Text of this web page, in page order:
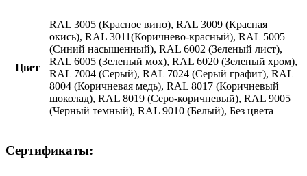
Цвет
RAL 3005 (Красное вино), RAL 3009 (Красная
окись), RAL 3011(Коричнево-красный), RAL 5005
(Синий насыщенный), RAL 6002 (Зеленый лист),
RAL 6005 (Зеленый мох), RAL 6020 (Зеленый хром),
RAL 7004 (Серый), RAL 7024 (Серый графит), RAL
8004 (Коричневая медь), RAL 8017 (Коричневый
шоколад), RAL 8019 (Серо-коричневый), RAL 9005
(Черный темный), RAL 9010 (Белый), Без цвета
Сертификаты: